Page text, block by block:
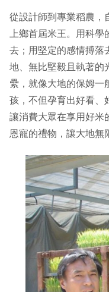
從設計師到專業稻農，
上鄉首屆米王。用科學
去；用堅定的感情搏落
地、無比堅毅且執著的
纍，就像大地的保姆一
孩，不但孕育出好看、
讓消費大眾在享用好米
恩寵的禮物，讓大地無